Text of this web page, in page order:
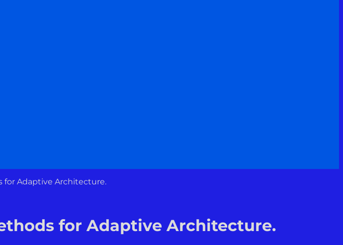
for Adaptive Architecture.
for Adaptive Architecture.